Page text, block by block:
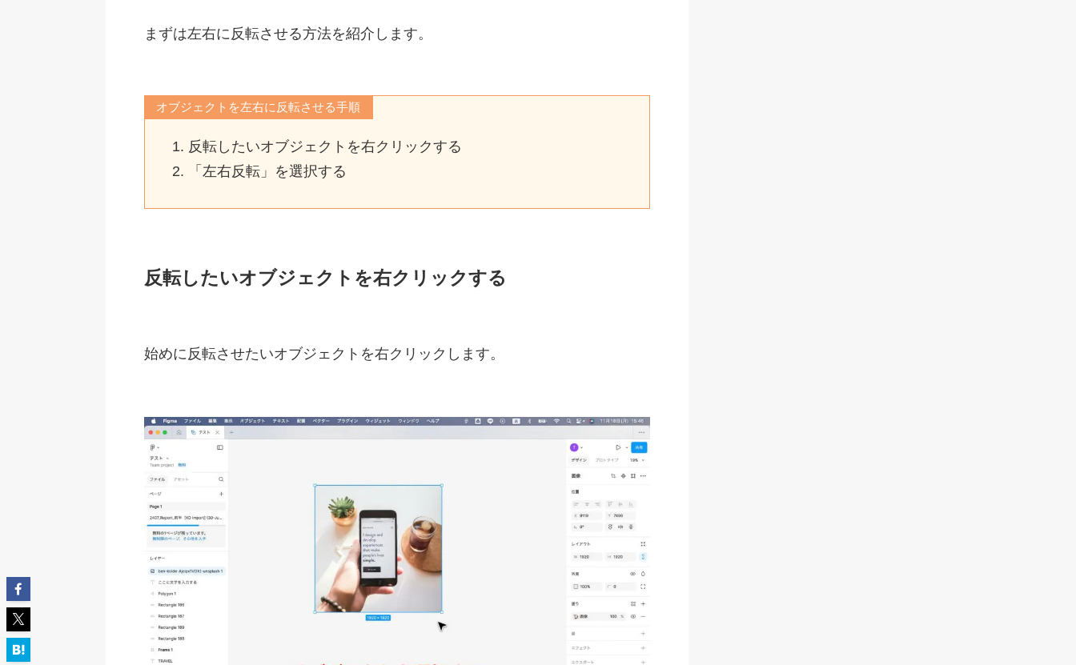
まずは左右に反転させる方法を紹介します。
オブジェクトを左右に反転させる手順
反転したいオブジェクトを右クリックする
「左右反転」を選択する
反転したいオブジェクトを右クリックする
始めに反転させたいオブジェクトを右クリックします。